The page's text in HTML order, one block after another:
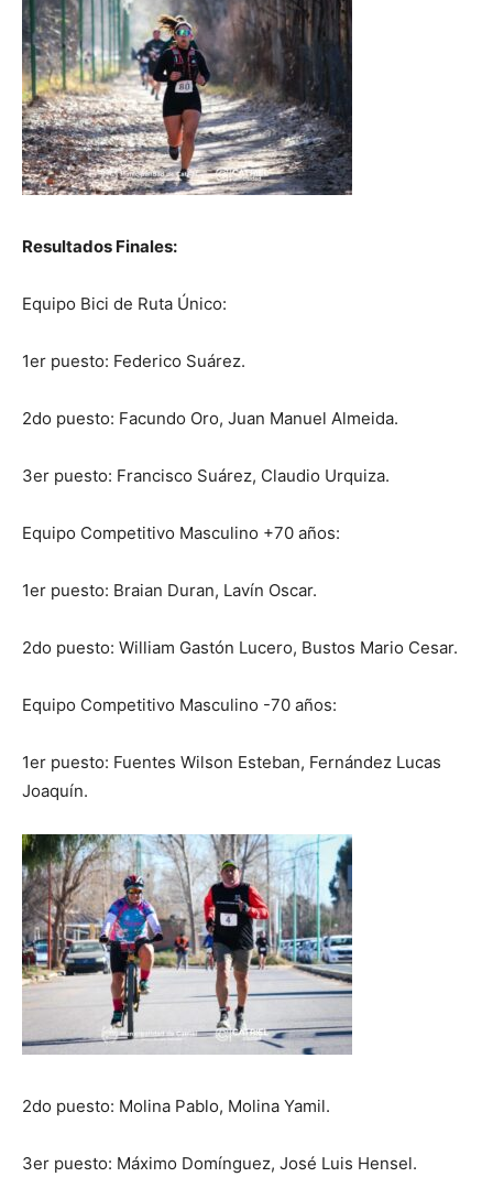
Resultados Finales:
Equipo Bici de Ruta Único:
1er puesto: Federico Suárez.
2do puesto: Facundo Oro, Juan Manuel Almeida.
3er puesto: Francisco Suárez, Claudio Urquiza.
Equipo Competitivo Masculino +70 años:
1er puesto: Braian Duran, Lavín Oscar.
2do puesto: William Gastón Lucero, Bustos Mario Cesar.
Equipo Competitivo Masculino -70 años:
1er puesto: Fuentes Wilson Esteban, Fernández Lucas
Joaquín.
2do puesto: Molina Pablo, Molina Yamil.
3er puesto: Máximo Domínguez, José Luis Hensel.